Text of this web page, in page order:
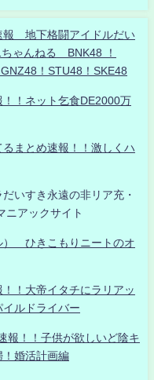
報 地下格闘アイドルだい
ゃんねる BNK48 ！
！STU48！SKE48
！ネット乞食DE2000万
まとめ速報！！激しくハ
いすき永遠の非リア充・
ニアックサイト
） ひきこもりニートのオ
！大帝イタチにラリアッ
イルドライバー
報！！子供が欲しいど陰キ
！婚活計画編